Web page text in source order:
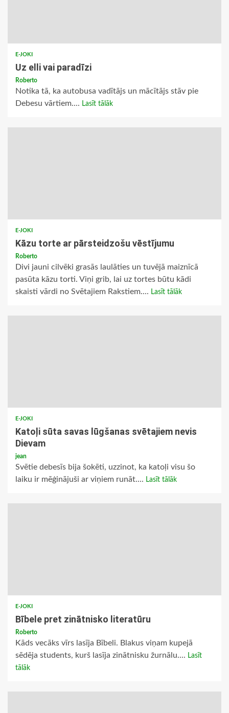
E-JOKI
Uz elli vai paradīzi
Roberto
Notika tā, ka autobusa vadītājs un mācītājs stāv pie
Debesu vārtiem.... Lasīt tālāk
E-JOKI
Kāzu torte ar pārsteidzošu vēstījumu
Roberto
Divi jauni cilvēki grasās laulāties un tuvējā maiznīcā
pasūta kāzu torti. Viņi grib, lai uz tortes būtu kādi
skaisti vārdi no Svētajiem Rakstiem.... Lasīt tālāk
E-JOKI
Katoļi sūta savas lūgšanas svētajiem nevis
Dievam
jean
Svētie debesīs bija šokēti, uzzinot, ka katoļi visu šo
laiku ir mēģinājuši ar viņiem runāt.... Lasīt tālāk
E-JOKI
Bībele pret zinātnisko literatūru
Roberto
Kāds vecāks vīrs lasīja Bībeli. Blakus viņam kupejā
sēdēja students, kurš lasīja zinātnisku žurnālu.... Lasīt
tālāk